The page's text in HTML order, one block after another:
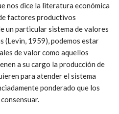
nos dice la literatura económica
factores productivos
un particular sistema de valores
(Levin, 1959), podemos estar
de valor como aquellos
a su cargo la producción de
para atender el sistema
ponderado que los